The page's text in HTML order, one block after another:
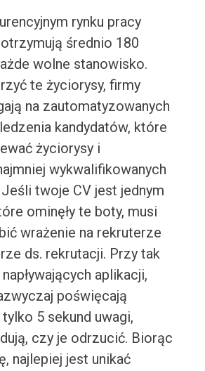
rynku pracy
średnio 180
wolne stanowisko.
te życiorysy, firmy
na zautomatyzowanych
kandydatów, które
życiorysy i
wykwalifikowanych
twoje CV jest jednym
ominęły te boty, musi
wrażenie na rekruterze
ds. rekrutacji. Przy tak
aplikacji,
poświęcają
5 sekund uwagi,
czy je odrzucić. Biorąc
najlepiej jest unikać